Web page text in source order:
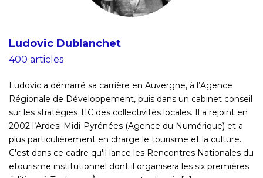
Ludovic Dublanchet
400 articles
Ludovic a démarré sa carrière en Auvergne, à l’Agence
Régionale de Développement, puis dans un cabinet conseil
sur les stratégies TIC des collectivités locales. Il a rejoint en
2002 l’Ardesi Midi-Pyrénées (Agence du Numérique) et a
plus particulièrement en charge le tourisme et la culture.
C'est dans ce cadre qu'il lance les Rencontres Nationales du
etourisme institutionnel dont il organisera les six premières